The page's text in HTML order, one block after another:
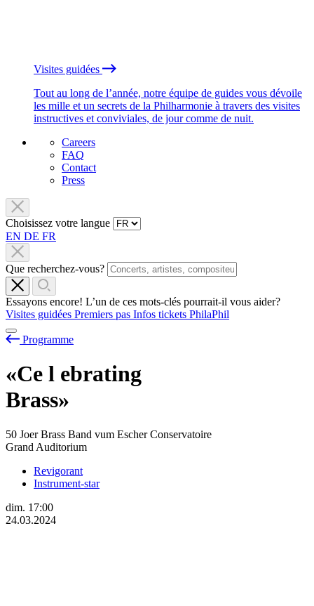
Visites guidées
Tout au long de l’année, notre équipe de guides vous dévoile
les mille et un secrets de la Philharmonie à travers des visites
instructives et conviviales, de jour comme de nuit.
Careers
FAQ
Contact
Press
Choisissez votre langue
EN DE FR
Que recherchez-vous?
Essayons encore! L’un de ces mots-clés pourrait-il vous aider?
Visites guidées Premiers pas Infos tickets PhilaPhil
Programme
«Ce l ebrating
Brass»
50 Joer Brass Band vum Escher Conservatoire
Grand Auditorium
Revigorant
Instrument-star
dim. 17:00
24.03.2024